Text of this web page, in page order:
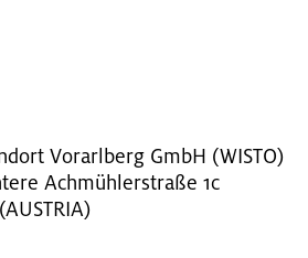
Vor­arl­berg GmbH (WISTO)
Achmühlerstraße 1c